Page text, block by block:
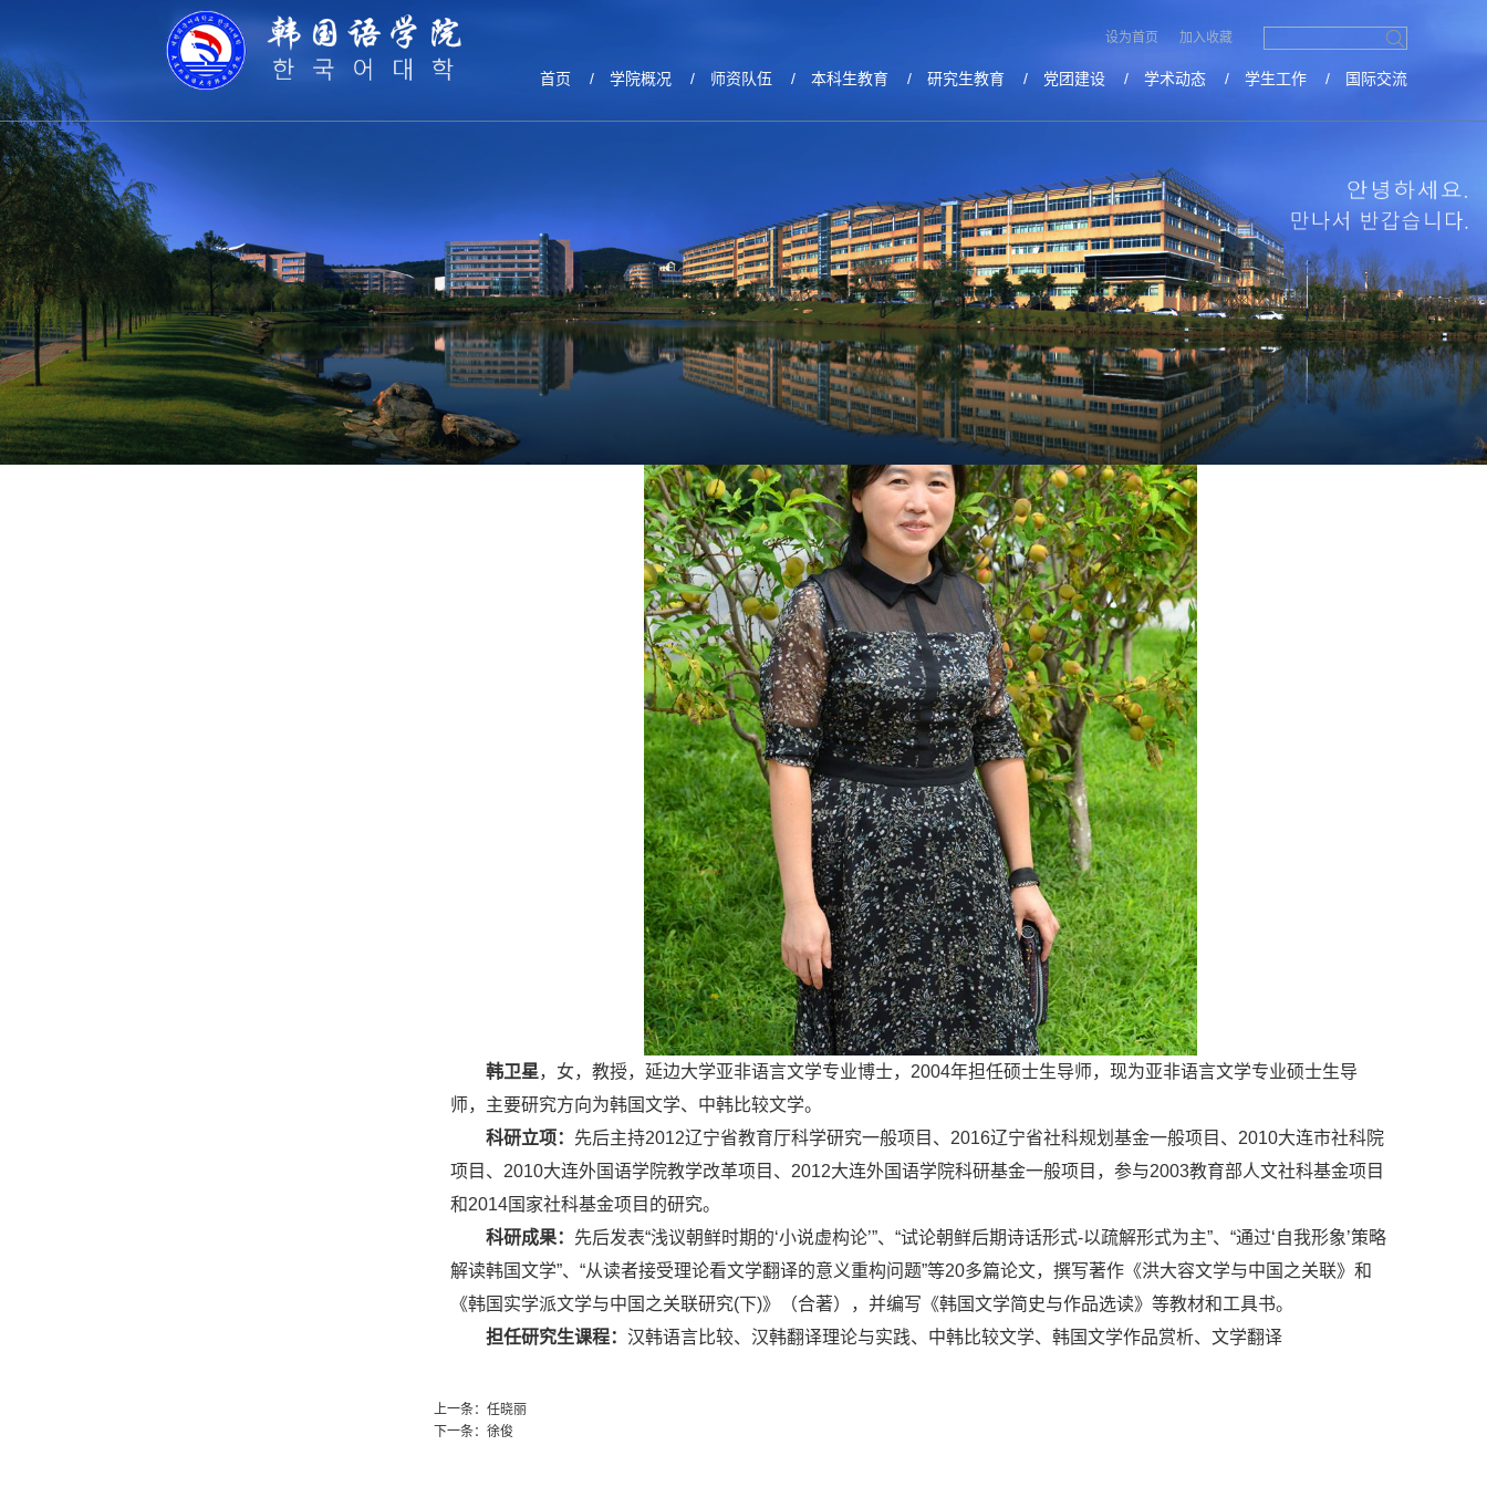
设为首页 加入收藏
首页 / 学院概况 / 师资队伍 / 本科生教育 / 研究生教育 / 党团建设 / 学术动态 / 学生工作 / 国际交流
师资队伍
师资队伍
师资队伍
点击数： 3084
韩卫星，女，教授，延边大学亚非语言文学专业博士，2004年担任硕士生导师，现为亚非语言文学专业硕士生导
师，主要研究方向为韩国文学、中韩比较文学。
科研立项： 先后主持2012辽宁省教育厅科学研究一般项目、2016辽宁省社科规划基金一般项目、2010大连市社科院
项目、2010大连外国语学院教学改革项目、2012大连外国语学院科研基金一般项目，参与2003教育部人文社科基金项目
和2014国家社科基金项目的研究。
科研成果： 先后发表“浅议朝鲜时期的‘小说虚构论’”、“试论朝鲜后期诗话形式-以疏解形式为主”、“通过‘自我形象’策略
解读韩国文学”、“从读者接受理论看文学翻译的意义重构问题”等20多篇论文，撰写著作《洪大容文学与中国之关联》和
《韩国实学派文学与中国之关联研究(下)》（合著），并编写《韩国文学简史与作品选读》等教材和工具书。
担任研究生课程： 汉韩语言比较、汉韩翻译理论与实践、中韩比较文学、韩国文学作品赏析、文学翻译
上一条： 任晓丽
下一条： 徐俊